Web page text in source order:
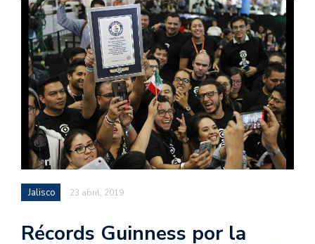
Jalisco 23 abril, 2019
Récords Guinness por la